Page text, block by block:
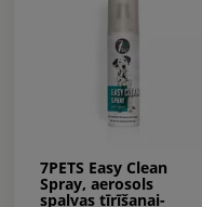
7PETS Easy Clean
Spray, aerosols
spalvas tīrīšanai-